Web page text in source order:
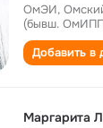
ОмЭИ,
(бывш.
Добавить в
Маргарита